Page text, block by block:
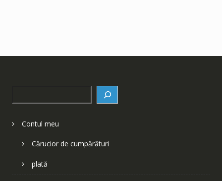
Contul meu
Cărucior de cumpărături
plată